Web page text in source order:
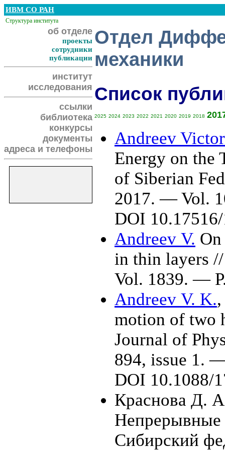
ИВМ СО РАН
Структура института
об отделе
проекты
сотрудники
публикации
институт
исследования
ссылки
библиотека
конкурсы
документы
адреса и телефоны
Отдел
механики
Список
2025 2024 2023 2022 2021 2020 2019 2018
Andreev
Energy on the
of Siberian
2017. — Vol.
DOI
Andreev V.
in thin layers
Vol. 1839. —
Andreev V. K.
motion of two
Journal of
894, issue 1.
DOI 10.1088/
Краснова Д.
Непрерывные
Сибирский